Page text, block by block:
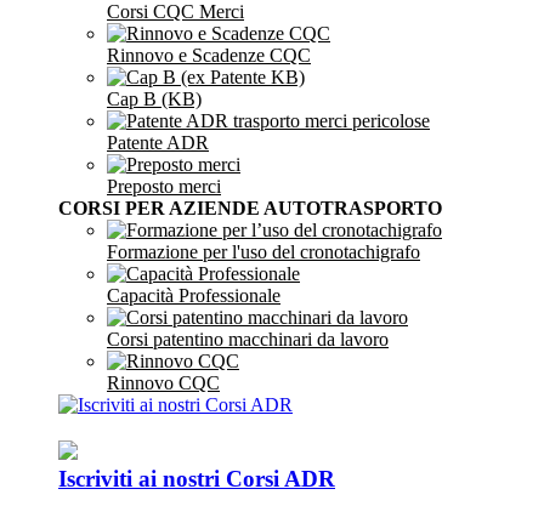
Corsi CQC Merci
Rinnovo e Scadenze CQC
Cap B (KB)
Patente ADR
Preposto merci
CORSI PER AZIENDE AUTOTRASPORTO
Formazione per l'uso del cronotachigrafo
Capacità Professionale
Corsi patentino macchinari da lavoro
Rinnovo CQC
Iscriviti ai nostri Corsi ADR